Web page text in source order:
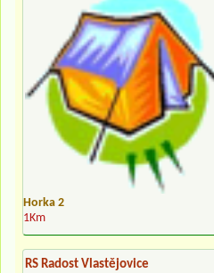
Horka 2
1Km
RS Radost Vlastějovice